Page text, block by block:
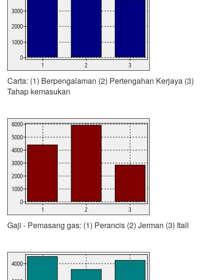
Carta: (1) Berpengalaman (2) Pertengahan Kerjaya (3)
Tahap kemasukan
Gaji - Pemasang gas: (1) Perancis (2) Jerman (3) Itali